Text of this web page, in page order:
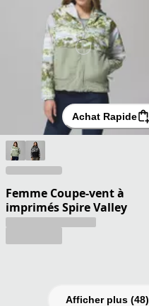
Achat Rapide
Femme Coupe-vent à
imprimés Spire Valley
Afficher plus (48)